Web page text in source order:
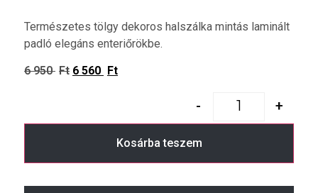
Természetes tölgy dekoros halszálka mintás laminált
padló elegáns enteriőrökbe.
6 950 Ft 6 560 Ft
- +
Kosárba teszem